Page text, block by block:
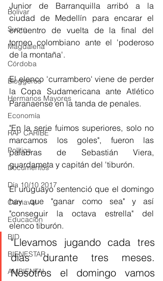
Bolívar
Sucre
Magdalena
Córdoba
Bloggeros
Hermanos Mayores
Economía
RAP CARIBE
Política
Documentos
Día 10/10 2017
Carnaval
Educación
BID
BIENESTAR
AMBIENTAL
Junior de Barranquilla arribó a la
ciudad de Medellín para encarar el
encuentro de vuelta de la final del
torneo colombiano ante el 'poderoso
de la montaña'.
El elenco 'currambero' viene de perder
la Copa Sudamericana ante Atlético
Paranaense en la tanda de penales.
"En la serie fuimos superiores, solo no
marcamos los goles", fueron las
palabras de Sebastián Viera,
guardameta y capitán del 'tiburón.
El uruguayo sentenció que el domingo
hay que "ganar como sea" y así
"conseguir la octava estrella" del
elenco tiburón.
"Llevamos jugando cada tres
días durante tres meses.
Nosotros el domingo vamos